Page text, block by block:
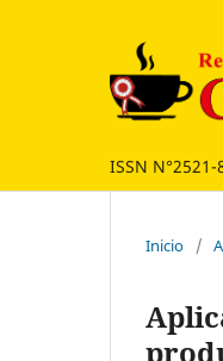
ISSN N°2521-
Inicio /